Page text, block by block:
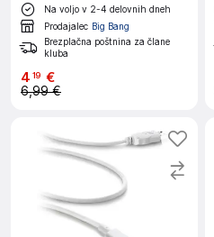
Na voljo v 2-4 delovnih dneh
Prodajalec Big Bang
Brezplačna poštnina za člane
kluba
4 19 €
6,99 €